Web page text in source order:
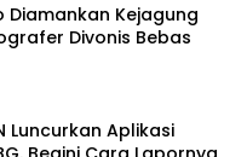
Diamankan Kejagung
Divonis Bebas
Luncurkan Aplikasi